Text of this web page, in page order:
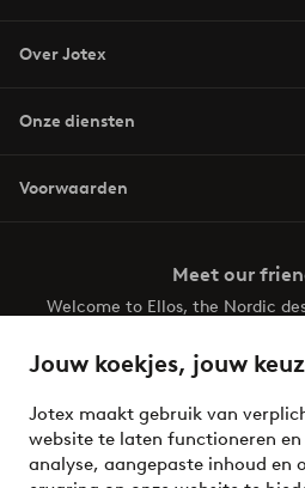
Jouw koekjes, jouw
Jotex maakt gebruik van
website te laten functioneren
analyse, aangepaste inhoud en
Over Jotex
Onze diensten
Voorwaarden
Meet our
Welcome to Ellos, the Nordic
your wardrobe. Your next